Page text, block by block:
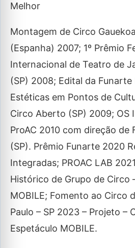
Melhor
Montagem de Circo
(Espanha) 2007; 1º Prêmio
Internacional de Teatro de
(SP) 2008; Edital da
Estéticas em Pontos de
Circo Aberto (SP) 2009; OS
ProAC 2010 com direção de
(SP). Prêmio Funarte 2020
Integradas; PROAC LAB
Histórico de Grupo de Circo
MOBILE; Fomento ao Circo
Paulo – SP 2023 – Projeto –
Espetáculo MOBILE.